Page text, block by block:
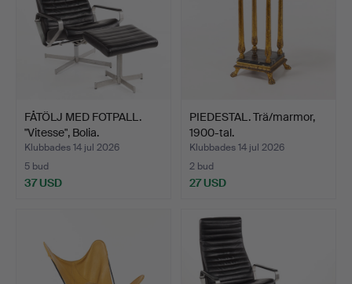
FÅTÖLJ MED FOTPALL.
"Vitesse", Bolia.
Klubbades 14 jul 2026
5 bud
37 USD
PIEDESTAL. Trä/marmor,
1900-tal.
Klubbades 14 jul 2026
2 bud
27 USD